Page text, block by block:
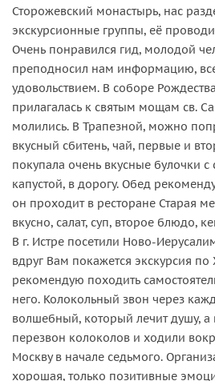
Сторожевский монастырь, нас
экскурсионные группы, её
Очень понравился гид, молодой
преподносил нам информацию,
удовольствием. В соборе
прилагалась к святым мощам св.
молились. В Трапезной, можно
вкусный сбитень, чай, первые и
покупала очень вкусные булочки
капустой, в дорогу. Обед
он проходит в ресторане Старая
вкусно, салат, суп, второе блюдо,
В г. Истре посетили Ново-
вдруг Вам покажется экскурсия
рекомендую походить
него. Колокольный звон через
волшебный, который лечит душу, а
перезвон колоколов и ходили
Москву в начале седьмого.
хорошая, только позитивные